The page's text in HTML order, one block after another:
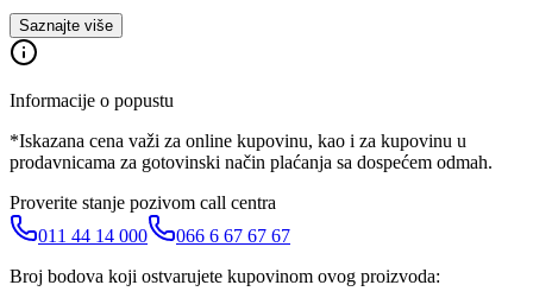
Saznajte više
Informacije o popustu
*Iskazana cena važi za online kupovinu, kao i za kupovinu u
prodavnicama za gotovinski način plaćanja sa dospećem odmah.
Proverite stanje pozivom call centra
011 44 14 000
066 6 67 67 67
Broj bodova koji ostvarujete kupovinom ovog proizvoda: